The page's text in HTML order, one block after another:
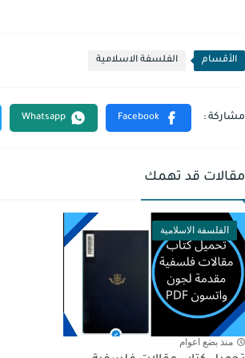
الأقسام الفلسفة الاسلامية
مقالات قد تهمك
الفلسفة الاسلامية
منذ بضع اعوام